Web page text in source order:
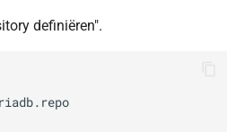
definiëren".